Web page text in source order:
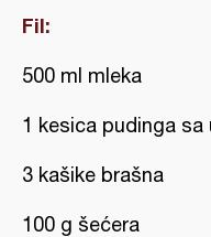
Fil:
500 ml mleka
1 kesica pudinga sa
3 kašike brašna
100 g šećera